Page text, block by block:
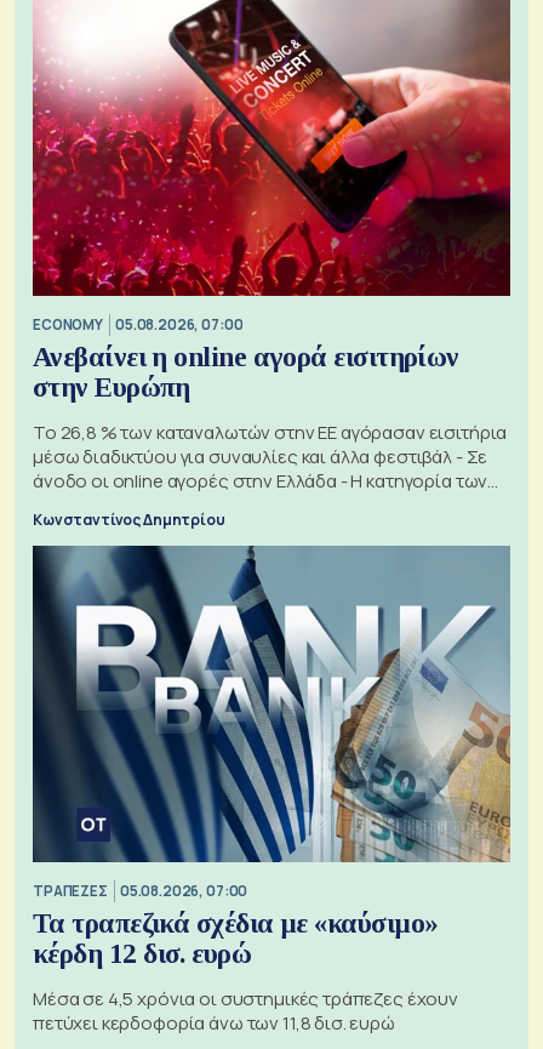
ECONOMY 05.08.2026, 07:00
Ανεβαίνει η online αγορά εισιτηρίων
στην Ευρώπη
Το 26,8 % των καταναλωτών στην ΕΕ αγόρασαν εισιτήρια
μέσω διαδικτύου για συναυλίες και άλλα φεστιβάλ - Σε
άνοδο οι online αγορές στην Ελλάδα - Η κατηγορία των
Κωνσταντίνος Δημητρίου
ΤΡΑΠΕΖΕΣ 05.08.2026, 07:00
Τα τραπεζικά σχέδια με «καύσιμο»
κέρδη 12 δισ. ευρώ
Μέσα σε 4,5 χρόνια οι συστημικές τράπεζες έχουν
πετύχει κερδοφορία άνω των 11,8 δισ. ευρώ